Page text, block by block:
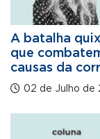
A batalha
que
causas da
02 de Julho de